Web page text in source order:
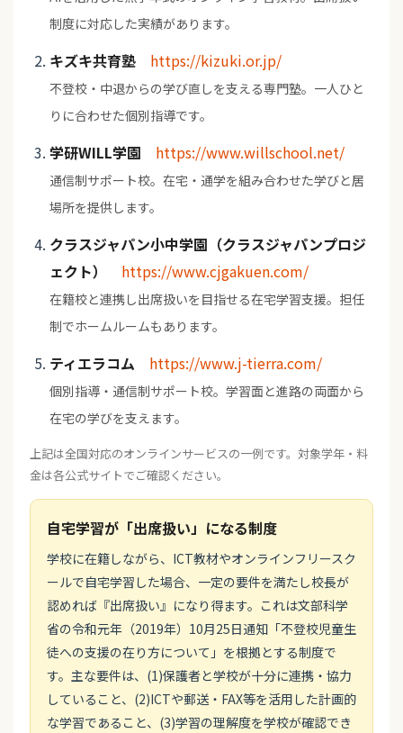
制度に対応した実績があります。
キズキ共育塾 https://kizuki.or.jp/
不登校・中退からの学び直しを支える専門塾。一人ひと
りに合わせた個別指導です。
学研WILL学園 https://www.willschool.net/
通信制サポート校。在宅・通学を組み合わせた学びと居
場所を提供します。
クラスジャパン小中学園（クラスジャパンプロジ
ェクト）
https://www.cjgakuen.com/
在籍校と連携し出席扱いを目指せる在宅学習支援。担任
制でホームルームもあります。
ティエラコム https://www.j-tierra.com/
個別指導・通信制サポート校。学習面と進路の両面から
在宅の学びを支えます。
上記は全国対応のオンラインサービスの一例です。対象学年・料
金は各公式サイトでご確認ください。
自宅学習が「出席扱い」になる制度
学校に在籍しながら、ICT教材やオンラインフリースク
ールで自宅学習した場合、一定の要件を満たし校長が
認めれば『出席扱い』になり得ます。これは文部科学
省の令和元年（2019年）10月25日通知「不登校児童生
徒への支援の在り方について」を根拠とする制度で
す。主な要件は、(1)保護者と学校が十分に連携・協力
していること、(2)ICTや郵送・FAX等を活用した計画的
な学習であること、(3)学習の理解度を学校が確認でき